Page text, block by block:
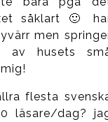
såklart 🙂
men
husets
flesta
läsare/dag?